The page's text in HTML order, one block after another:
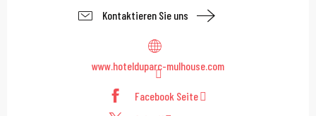
Kontaktieren Sie uns
www.hotelduparc-mulhouse.com
Facebook Seite